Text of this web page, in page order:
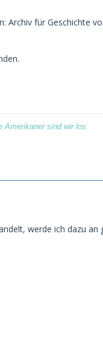
für Geschichte
sind wir los.
werde ich dazu